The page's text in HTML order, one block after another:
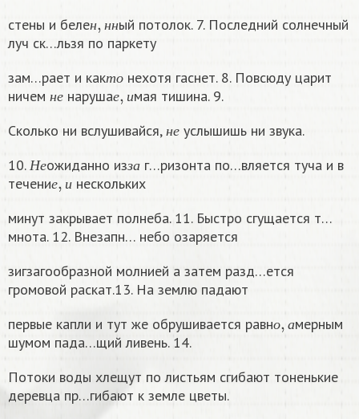
стены и белен нн ый потолок. 7. Последний солнечный
луч ск…льзя по паркету
зам…рает и какт о
нехотя гаснет. 8. Повсюду царит
ничем
н е
не
наруша е и
е, и
мая тишина. 9.
Сколько ни вслушивайся,
н е
услышишь ни звука.
10.
Н е ожиданно из з а
г…ризонта по…вляется туча и в
течени е и
е,и
нескольких
минут закрывает полнеба. 11. Быстро сгущается т…
мнота. 12. Внезапн… небо озаряется
зигзагообразной молнией а затем разд…ется
громовой раскат.13. На землю падают
первые капли и тут же обрушивается равн о а мерным
шумом пада…щий ливень. 14.
Потоки воды хлещут по листьям сгибают тоненькие
деревца пр…гибают к земле цветы.